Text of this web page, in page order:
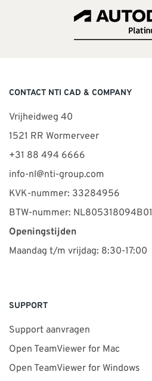
CONTACT NTI CAD & COMPANY
Vrijheidweg 40
1521 RR Wormerveer
+31 88 494 6666
info-nl@nti-group.com
KVK-nummer: 33284956
BTW-nummer: NL805318094B01
Openingstijden
Maandag t/m vrijdag: 8:30-17:00
SUPPORT
Support aanvragen
Open TeamViewer for Mac
Open TeamViewer for Windows